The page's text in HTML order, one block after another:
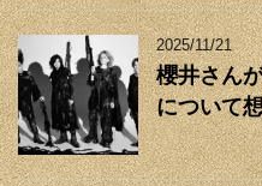
2025/11/21
櫻井さん
について